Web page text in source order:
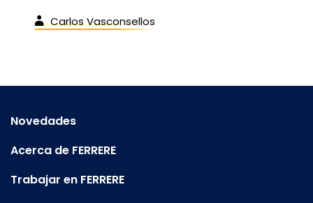
Carlos Vasconsellos
Novedades
Acerca de FERRERE
Trabajar en FERRERE